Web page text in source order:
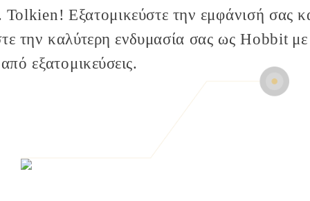
Tolkien! Εξατομικεύστε την εμφάνισή σας
την καλύτερη ενδυμασία σας ως Hobbit με
εξατομικεύσεις.